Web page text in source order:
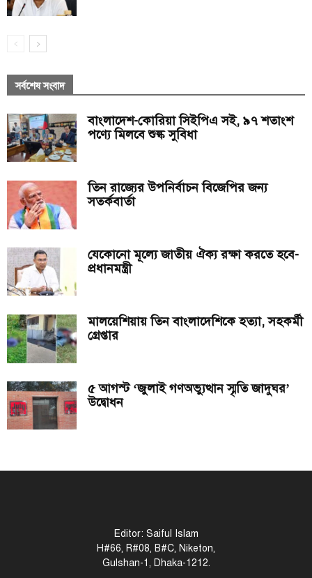
সর্বশেষ সংবাদ
বাংলাদেশ-কোরিয়া সিইপিএ সই, ৯৭ শতাংশ
পণ্যে মিলবে শুল্ক সুবিধা
তিন রাজ্যের উপনির্বাচন বিজেপির জন্য
সতর্কবার্তা
যেকোনো মূল্যে জাতীয় ঐক্য রক্ষা করতে হবে-
প্রধানমন্ত্রী
মালয়েশিয়ায় তিন বাংলাদেশিকে হত্যা, সহকর্মী
গ্রেপ্তার
৫ আগস্ট ‘জুলাই গণঅভ্যুত্থান স্মৃতি জাদুঘর’
উদ্বোধন
Editor: Saiful Islam
H#66, R#08, B#C, Niketon,
Gulshan-1, Dhaka-1212.